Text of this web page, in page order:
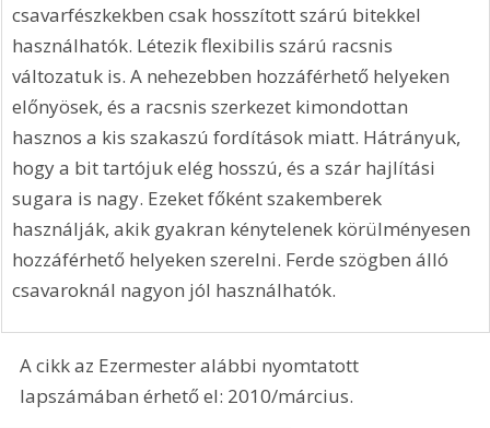
csavarfészkekben csak hosszított szárú bitekkel
használhatók. Létezik flexibilis szárú racsnis
változatuk is. A nehezebben hozzáférhető helyeken
előnyösek, és a racsnis szerkezet kimondottan
hasznos a kis szakaszú fordítások miatt. Hátrányuk,
hogy a bit tartójuk elég hosszú, és a szár hajlítási
sugara is nagy. Ezeket főként szakemberek
használják, akik gyakran kénytelenek körülményesen
hozzáférhető helyeken szerelni. Ferde szögben álló
csavaroknál nagyon jól használhatók.
A cikk az Ezermester alábbi nyomtatott
lapszámában érhető el: 2010/március.